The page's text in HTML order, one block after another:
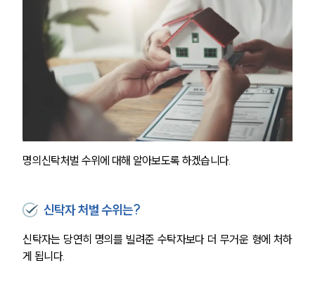
명의신탁처벌 수위에 대해 알아보도록 하겠습니다.
신탁자 처벌 수위는?
신탁자는 당연히 명의를 빌려준 수탁자보다 더 무거운 형에 처하
게 됩니다.